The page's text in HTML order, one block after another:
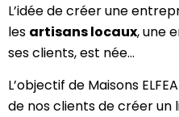
L’idée de créer une
les artisans locaux, une
ses clients, est née…
L’objectif de Maisons
de nos clients de créer un